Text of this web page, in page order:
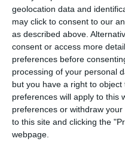
geolocation data and
may click to consent to our
as described above.
consent or access more
preferences before
processing of your personal
but you have a right to
preferences will apply to this
preferences or withdraw
to this site and clicking the
webpage.